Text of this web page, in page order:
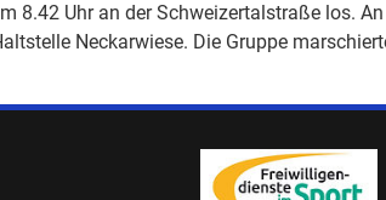
8.42 Uhr an der Schweizertalstraße los.
Neckarwiese. Die Gruppe